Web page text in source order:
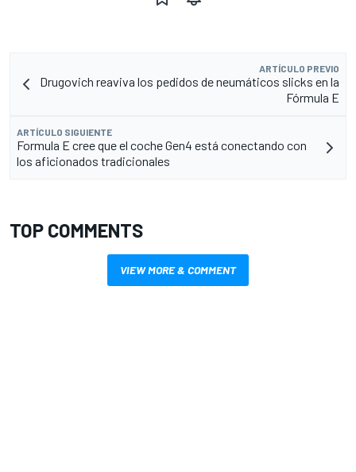
ARTÍCULO PREVIO
Drugovich reaviva los pedidos de neumáticos slicks en la
Fórmula E
ARTÍCULO SIGUIENTE
Formula E cree que el coche Gen4 está conectando con
los aficionados tradicionales
TOP COMMENTS
VIEW MORE & COMMENT